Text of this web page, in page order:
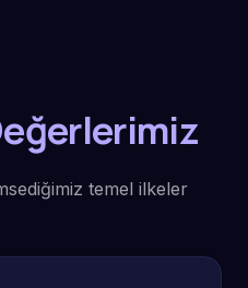
temel ilkeler